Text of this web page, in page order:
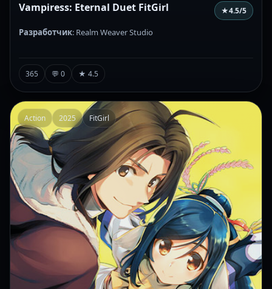
Vampiress: Eternal Duet FitGirl ★4.5/5
Разработчик: Realm Weaver Studio
365 💬 0 ★ 4.5
Action 2025 FitGirl